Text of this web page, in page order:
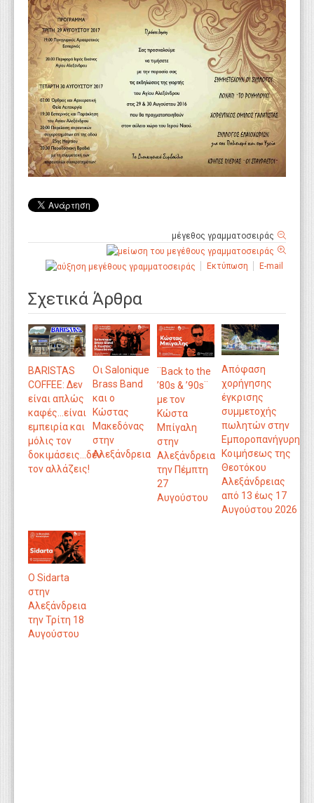
μέγεθος γραμματοσειράς
Εκτύπωση E-mail
Σχετικά Άρθρα
BARISTAS
COFFEE: Δεν
είναι απλώς
καφές...είναι
εμπειρία και
μόλις τον
δοκιμάσεις...δεν
τον αλλάζεις!
Οι Salonique
Brass Band
και ο
Κώστας
Μακεδόνας
στην
Αλεξάνδρεια
¨Back to the
’80s & ’90s¨
με τον
Κώστα
Μπίγαλη
στην
Αλεξάνδρεια
την Πέμπτη
27
Αυγούστου
Απόφαση
χορήγησης
έγκρισης
συμμετοχής
πωλητών στην
Εμποροπανήγυρη
Κοιμήσεως της
Θεοτόκου
Αλεξάνδρειας
από 13 έως 17
Αυγούστου 2026
Ο Sidarta
στην
Αλεξάνδρεια
την Τρίτη 18
Αυγούστου